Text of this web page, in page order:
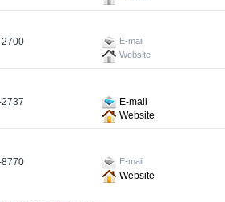
E-mail
Website
E-mail
Website
E-mail
Website